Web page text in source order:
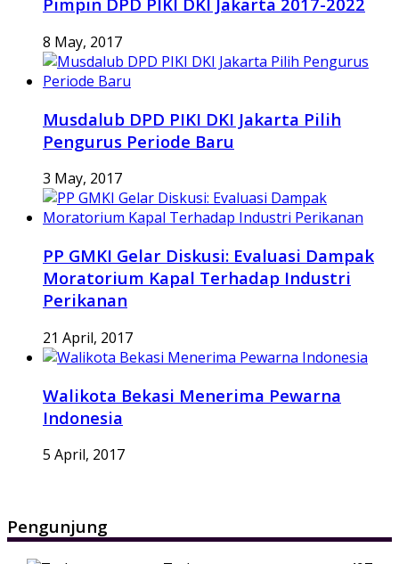
8 May, 2017
Musdalub DPD PIKI DKI Jakarta Pilih
Pengurus Periode Baru
3 May, 2017
PP GMKI Gelar Diskusi: Evaluasi Dampak
Moratorium Kapal Terhadap Industri
Perikanan
21 April, 2017
Walikota Bekasi Menerima Pewarna
Indonesia
5 April, 2017
Pengunjung